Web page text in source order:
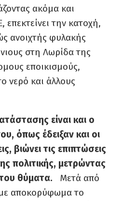
ακόμα και
την κατοχή,
ανοιχτής φυλακής
στη Λωρίδα της
εποικισμούς,
νερό και άλλους
είναι και ο
όπως έδειξαν και οι
βιώνει τις επιπτώσεις
πολιτικής, μετρώντας
θύματα. Μετά από
αποκορύφωμα το